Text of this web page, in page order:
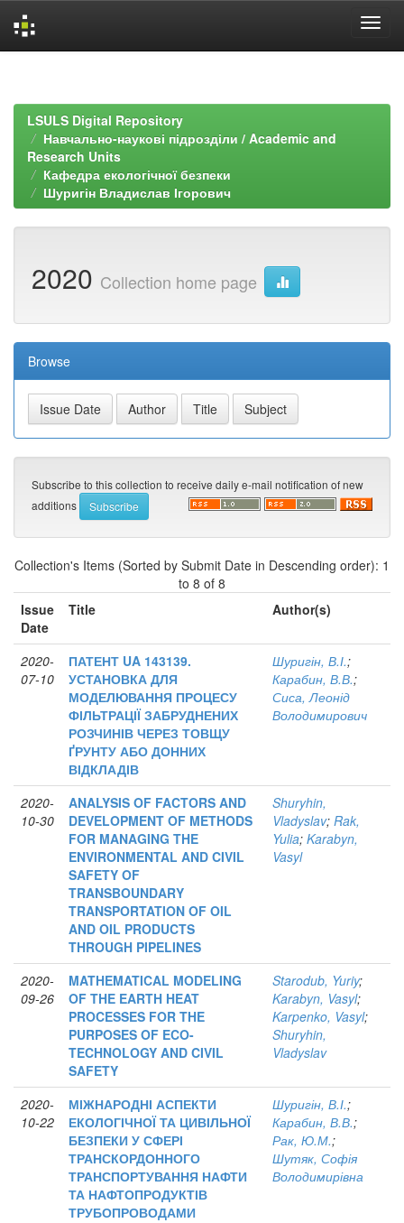
LSULS Digital Repository
Навчально-наукові підрозділи / Academic and
Research Units
Кафедра екологічної безпеки
Шуригін Владислав Ігорович
2020 Collection home page
Browse
Subscribe to this collection to receive daily e-mail notification of new
additions
Collection's Items (Sorted by Submit Date in Descending order): 1
to 8 of 8
Issue
Date
Title Author(s)
2020-
07-10
ПАТЕНТ UA 143139.
УСТАНОВКА ДЛЯ
МОДЕЛЮВАННЯ ПРОЦЕСУ
ФІЛЬТРАЦІЇ ЗАБРУДНЕНИХ
РОЗЧИНІВ ЧЕРЕЗ ТОВЩУ
ҐРУНТУ АБО ДОННИХ
ВІДКЛАДІВ
Шуригін, В.І.;
Карабин, В.В.;
Сиса, Леонід
Володимирович
2020-
10-30
ANALYSIS OF FACTORS AND
DEVELOPMENT OF METHODS
FOR MANAGING THE
ENVIRONMENTAL AND CIVIL
SAFETY OF
TRANSBOUNDARY
TRANSPORTATION OF OIL
AND OIL PRODUCTS
THROUGH PIPELINES
Shuryhin,
Vladyslav; Rak,
Yulia; Karabyn,
Vasyl
2020-
09-26
MATHEMATICAL MODELING
OF THE EARTH HEAT
PROCESSES FOR THE
PURPOSES OF ECO-
TECHNOLOGY AND CIVIL
SAFETY
Starodub, Yuriy;
Karabyn, Vasyl;
Karpenko, Vasyl;
Shuryhin,
Vladyslav
2020-
10-22
МІЖНАРОДНІ АСПЕКТИ
ЕКОЛОГІЧНОЇ ТА ЦИВІЛЬНОЇ
БЕЗПЕКИ У СФЕРІ
ТРАНСКОРДОННОГО
ТРАНСПОРТУВАННЯ НАФТИ
ТА НАФТОПРОДУКТІВ
ТРУБОПРОВОДАМИ
Шуригін, В.І.;
Карабин, В.В.;
Рак, Ю.М.;
Шутяк, Софія
Володимирівна